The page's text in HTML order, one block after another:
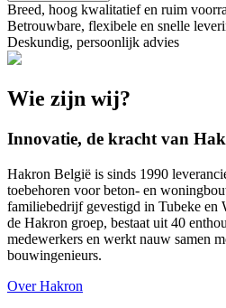
Breed, hoog kwalitatief en ruim
Betrouwbare, flexibele en snelle
Deskundig, persoonlijk advies
Wie zijn wij?
Innovatie, de kracht van
Hakron België is sinds 1990
toebehoren voor beton- en
familiebedrijf gevestigd in Tubeke en
de Hakron groep, bestaat uit 40
medewerkers en werkt nauw samen
bouwingenieurs.
Over Hakron